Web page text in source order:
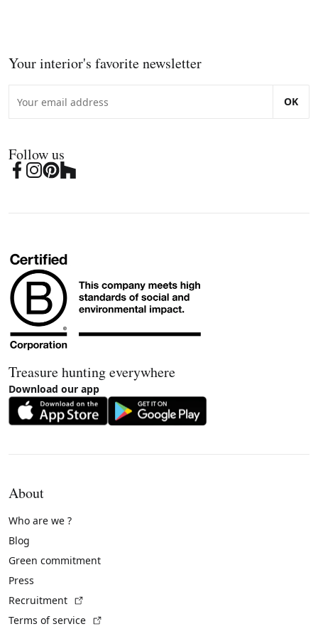
Your interior's favorite newsletter
OK
Follow us
Treasure hunting everywhere
Download our app
About
Who are we ?
Blog
Green commitment
Press
Recruitment
Terms of service